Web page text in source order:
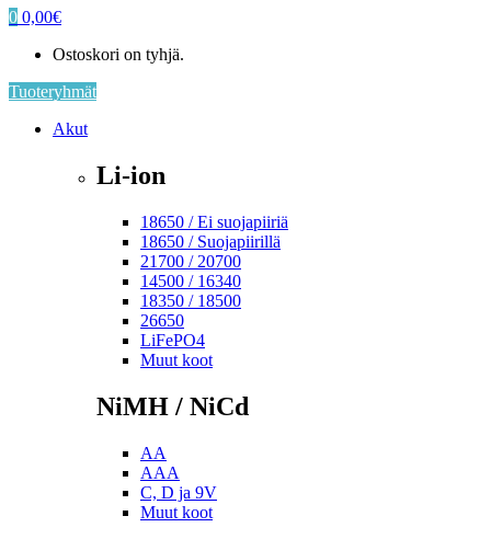
0 0,00€
Ostoskori on tyhjä.
Tuoteryhmät
Akut
Li-ion
18650 / Ei suojapiiriä
18650 / Suojapiirillä
21700 / 20700
14500 / 16340
18350 / 18500
26650
LiFePO4
Muut koot
NiMH / NiCd
AA
AAA
C, D ja 9V
Muut koot